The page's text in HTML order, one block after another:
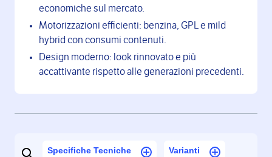
economiche sul mercato.
Motorizzazioni efficienti: benzina, GPL e mild
hybrid con consumi contenuti.
Design moderno: look rinnovato e più
accattivante rispetto alle generazioni precedenti.
Specifiche Tecniche Varianti